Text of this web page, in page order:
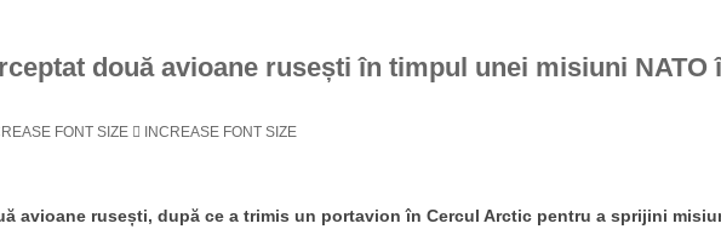
două avioane rusești în timpul unei misiuni NATO
FONT SIZE INCREASE FONT SIZE
avioane rusești, după ce a trimis un portavion în Cercul Arctic pentru a sprijini